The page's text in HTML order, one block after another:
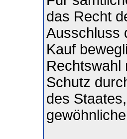
das Recht
Ausschluss
Kauf
Rechtswahl
Schutz
des